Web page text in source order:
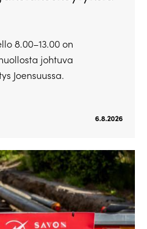
8.00–13.00 on
johtuva
Joensuussa.
6.8.2026